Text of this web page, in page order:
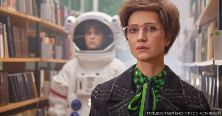
ПРЕДОСТАВЛЕНО ПРЕСС-СЛУЖБОЙ